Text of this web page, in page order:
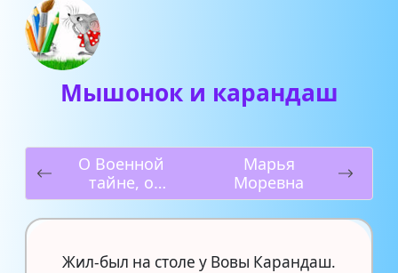
Мышонок и карандаш
О Военной
тайне, о
Мальчише-
Кибальчише и
слове
Марья
Моревна
Жил-был на столе у Вовы Карандаш.